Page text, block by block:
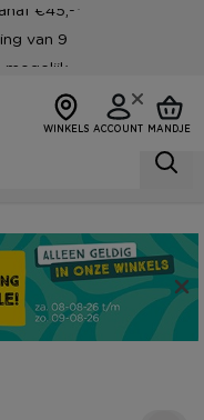
€45,-*
van 9
mogelijk
WINKELS ACCOUNT MANDJE